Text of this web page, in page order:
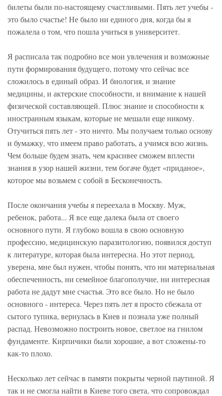
билеты были по-настоящему счастливыми. Пять лет учебы -
это было счастье! Не было ни единого дня, когда бы я
пожалела о том, что пошла учиться в университет.
Я расписала так подробно все мои увлечения и возможные
пути формирования будущего, потому что сейчас все
сложилось в единый образ. И биология, и знание
медицины, и актерские способности, и внимание к нашей
физической составляющей. Плюс знание и способности к
иностранным языкам, которые не мешали еще никому.
Отучиться пять лет - это ничто. Мы получаем только основу
и бумажку, что имеем право работать, а учимся всю жизнь.
Чем больше будем знать, чем красивее сможем вплести
знания в узор нашей жизни, тем богаче будет «приданое»,
которое мы возьмем с собой в Бесконечность.
После окончания учебы я переехала в Москву. Муж,
ребенок, работа... Я все еще далека была от своего
основного пути. Я глубоко вошла в свою основную
профессию, медицинскую паразитологию, появился доступ
к литературе, которая была интересна. Но этот период,
уверена, мне был нужен, чтобы понять, что ни материальная
обеспеченность, ни семейное благополучие, ни интересная
работа не дадут мне счастья. Это все было. Но не было
основного - интереса. Через пять лет я просто сбежала от
сытого тупика, вернулась в Киев и познала уже полный
распад. Невозможно построить новое, светлое на гнилом
фундаменте. Кирпичики были хорошие, а вот сложены-то
как-то плохо.
Несколько лет сейчас в памяти покрыты черной паутиной. Я
так и не смогла найти в Киеве того света, что сопровождал